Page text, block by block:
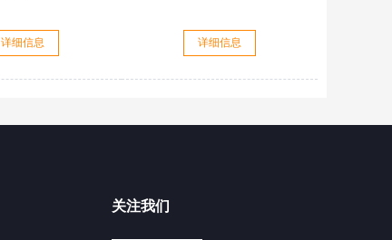
详细信息 详细信息
关注我们